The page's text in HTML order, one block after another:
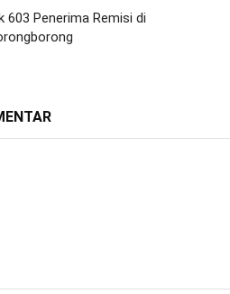
603 Penerima Remisi di